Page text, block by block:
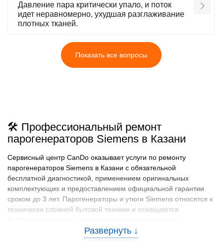
Давление пара критически упало, и поток
идет неравномерно, ухудшая разглаживание
плотных тканей.
Показать все вопросы
🛠️ Профессиональный ремонт
парогенераторов Siemens в Казани
Сервисный центр CanDo оказывает услуги по ремонту
парогенераторов Siemens в Казани с обязательной
бесплатной диагностикой, применением оригинальных
комплектующих и предоставлением официальной гарантии
сроком до 3 лет. Парогенераторы и утюги Siemens относятся к
технически сложной бытовой технике и оснащаются
электронными платами управления и системой подачи пара.
За счет такой конструкции оборудование требует точного